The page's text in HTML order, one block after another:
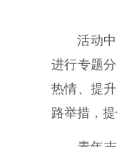
活动中，
进行专题
热情、提
路举措，